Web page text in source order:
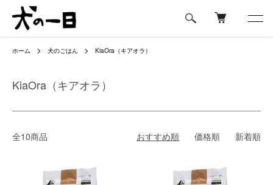
ホーム 犬のごはん KiaOra（キアオラ）
KiaOra（キアオラ）
全10商品 おすすめ順 価格順 新着順